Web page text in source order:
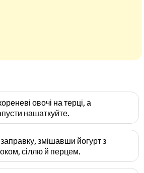
овочі на терці, а
нашаткуйте.
змішавши йогурт з
сіллю й перцем.